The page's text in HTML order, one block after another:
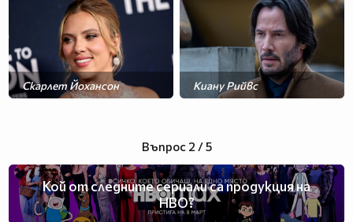
Скарлет Йохансон Киану Рийвс
Ален Делон
Въпрос 2 / 5
Кой от следните сериали са продукция на
HBO?